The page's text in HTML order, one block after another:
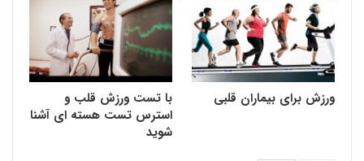
ورزش برای بیماران قلبی
با تست ورزش قلب و
استرس تست هسته ای آشنا
شوید